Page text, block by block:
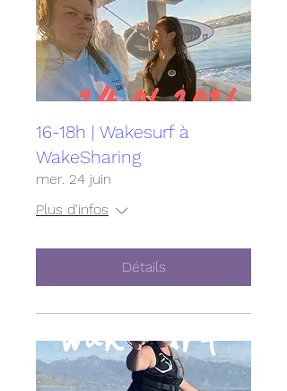
16-18h | Wakesurf à
WakeSharing
mer. 24 juin
Plus d'infos
Détails